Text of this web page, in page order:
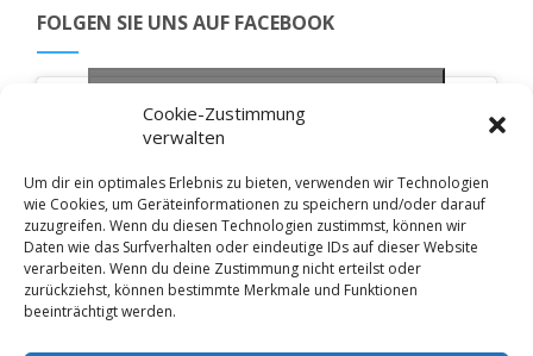
Cookie-Zustimmung
verwalten
Um dir ein optimales Erlebnis zu bieten, verwenden wir Technologien
wie Cookies, um Geräteinformationen zu speichern und/oder darauf
zuzugreifen. Wenn du diesen Technologien zustimmst, können wir
Daten wie das Surfverhalten oder eindeutige IDs auf dieser Website
verarbeiten. Wenn du deine Zustimmung nicht erteilst oder
zurückziehst, können bestimmte Merkmale und Funktionen
beeinträchtigt werden.
FOLGEN SIE UNS AUF FACEBOOK
Facebook
akzeptieren und diesen Inhalt zu aktivieren
Pöllinger Heimat- und Kulturverein Ⓒ 2026 -Impressum -
Datenschutzerklärung-Cookie-Richtlinie (EU)-
Haftungsausschluss -AGB